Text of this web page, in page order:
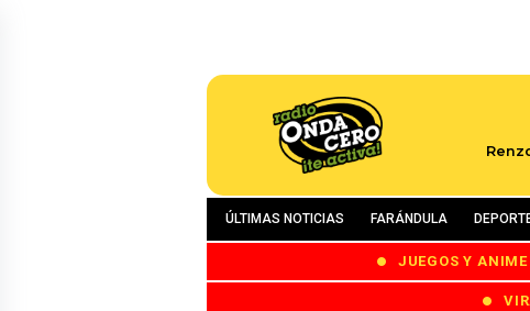
ÚLTIMAS NOTICIAS FARÁNDULA
JUEGOS Y ANIME